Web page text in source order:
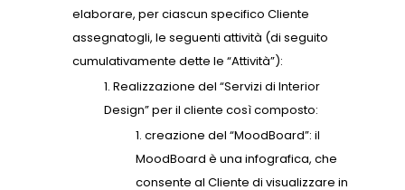
elaborare, per ciascun specifico Cliente
assegnatogli, le seguenti attività (di seguito
cumulativamente dette le “Attività”):
Realizzazione del “Servizi di Interior
Design” per il cliente così composto:
creazione del “MoodBoard”: il
MoodBoard è una infografica, che
consente al Cliente di visualizzare in